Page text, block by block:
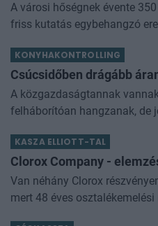
A városi hőségnek évente
friss kutatás egybehangzó
KONYHAKONTROLLING
Csúcsidőben drágább
A közgazdaságtannak
felháborítóan hangzanak, de
némi kellemetlenséggel is
KASZA ELLIOTT-TAL
Clorox Company -
Van néhány Clorox
mert 48 éves